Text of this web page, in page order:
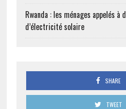
Rwanda : les ménages appelés à
d’électricité solaire
SHARE
TWEET